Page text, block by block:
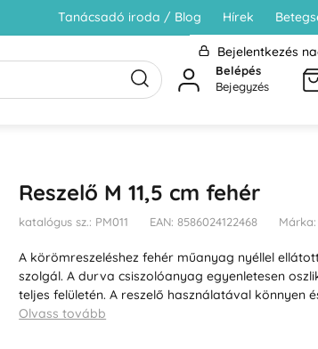
Tanácsadó iroda / Blog Hírek
Bejelentkezés
Belépés
Bejegyzés
Reszelő M 11,5 cm fehér
katalógus sz.: PM011 EAN: 8586024122468 Márka:
A körömreszeléshez fehér műanyag nyéllel
szolgál. A durva csiszolóanyag egyenletesen
teljes felületén. A reszelő használatával könnyen
Olvass tovább